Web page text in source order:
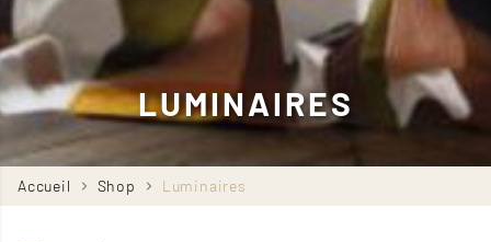
LUMINAIRES
Fil
d'Ariane
Accueil Shop Luminaires